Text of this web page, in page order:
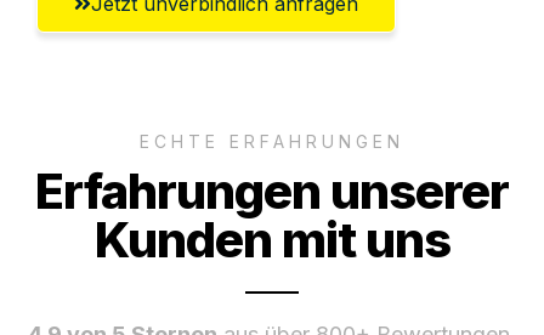
ECHTE ERFAHRUNGEN
Erfahrungen unserer
Kunden mit uns